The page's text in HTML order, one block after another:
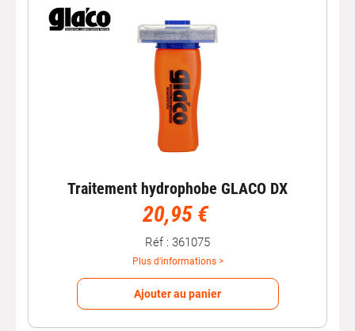
Traitement hydrophobe GLACO DX
20,95 €
Réf : 361075
Plus d'informations >
Ajouter au panier